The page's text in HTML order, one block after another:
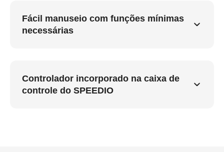
Fácil manuseio com funções mínimas
necessárias
Controlador incorporado na caixa de
controle do SPEEDIO